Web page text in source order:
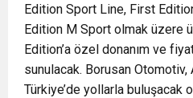
Edition Sport Line, First
Edition M Sport olmak üzere
Edition’a özel donanım ve
sunulacak. Borusan
Türkiye’de yollarla buluşacak